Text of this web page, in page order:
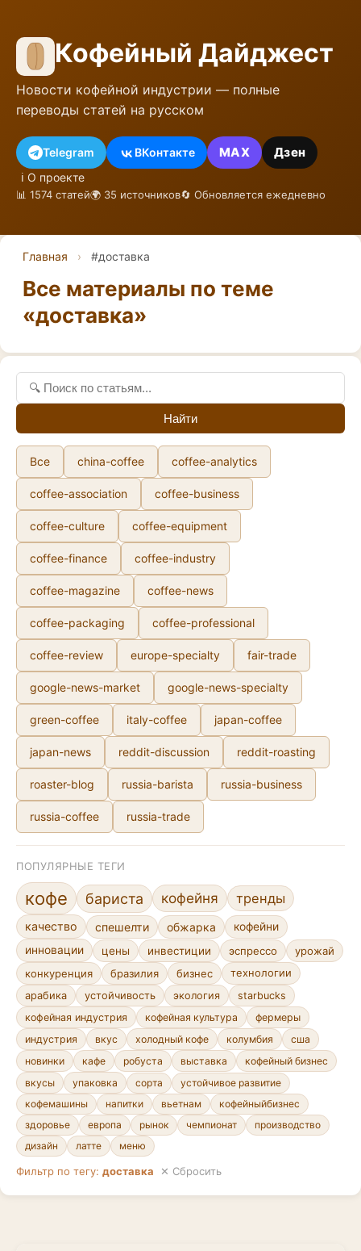
Кофейный Дайджест
Новости кофейной индустрии — полные
переводы статей на русском
Telegram ВКонтакте MAX Дзен
ℹ️ О проекте
📊 1574 статей🌍 35 источников🔄 Обновляется ежедневно
Главная › #доставка
Все материалы по теме
«доставка»
Найти
Все china-coffee coffee-analytics
coffee-association coffee-business
coffee-culture coffee-equipment
coffee-finance coffee-industry
coffee-magazine coffee-news
coffee-packaging coffee-professional
coffee-review europe-specialty fair-trade
google-news-market google-news-specialty
green-coffee italy-coffee japan-coffee
japan-news reddit-discussion reddit-roasting
roaster-blog russia-barista russia-business
russia-coffee russia-trade
ПОПУЛЯРНЫЕ ТЕГИ
кофе бариста кофейня тренды
качество спешелти обжарка
кофейни
инновации
цены инвестиции эспрессо
урожай
конкуренция
бразилия бизнес
технологии
арабика
устойчивость экология
starbucks
кофейная индустрия
кофейная культура
фермеры
индустрия
вкус холодный кофе колумбия
сша
новинки
кафе робуста выставка
кофейный бизнес
вкусы
упаковка сорта
устойчивое развитие
кофемашины
напитки вьетнам
кофейныйбизнес
здоровье
европа рынок чемпионат
производство
дизайн
латте меню
Фильтр по тегу: доставка ✕ Сбросить